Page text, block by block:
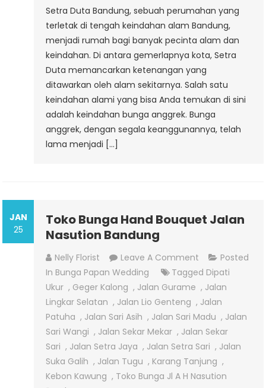
Setra
Duta
Bandung
Setra Duta Bandung, sebuah perumahan yang
terletak di tengah keindahan alam Bandung,
menjadi rumah bagi banyak pecinta alam dan
keindahan. Di antara gemerlapnya kota, Setra
Duta memancarkan ketenangan yang
ditawarkan oleh alam sekitarnya. Salah satu
keindahan alami yang bisa Anda temukan di sini
adalah keindahan bunga anggrek. Bunga
anggrek, dengan segala keanggunannya, telah
lama menjadi […]
JAN
25
Toko Bunga Hand Bouquet Jalan
Nasution Bandung
Nelly Florist Leave A Comment On
Toko
Bunga
Hand
Bouquet
Jalan
Nasution
Bandung
Posted
In Bunga Papan Wedding Tagged Dipati
Ukur , Geger Kalong , Jalan Gurame , Jalan
Lingkar Selatan , Jalan Lio Genteng , Jalan
Patuha , Jalan Sari Asih , Jalan Sari Madu , Jalan
Sari Wangi , Jalan Sekar Mekar , Jalan Sekar
Sari , Jalan Setra Jaya , Jalan Setra Sari , Jalan
Suka Galih , Jalan Tugu , Karang Tanjung ,
Kebon Kawung , Toko Bunga Jl A H Nasution